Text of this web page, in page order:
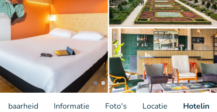
Informatie Foto's Locatie Hotelinfo